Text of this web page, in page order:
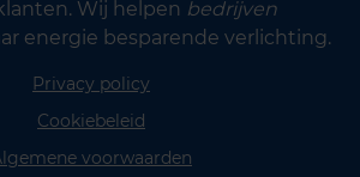
Wij helpen bedrijven
energie besparende verlichting.
Privacy policy
Cookiebeleid
voorwaarden